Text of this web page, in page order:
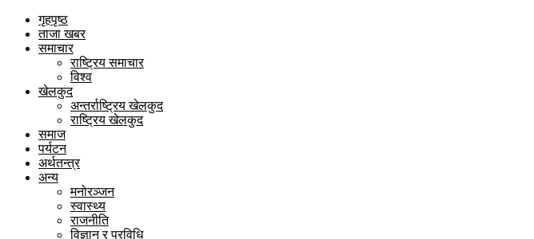
गृहपृष्ठ
ताजा खबर
समाचार
राष्ट्रिय समाचार
विश्व
खेलकुद
अन्तर्राष्ट्रिय खेलकुद
राष्ट्रिय खेलकुद
समाज
पर्यटन
अर्थतन्त्र
अन्य
मनोरञ्जन
स्वास्थ्य
राजनीति
विज्ञान र प्रविधि